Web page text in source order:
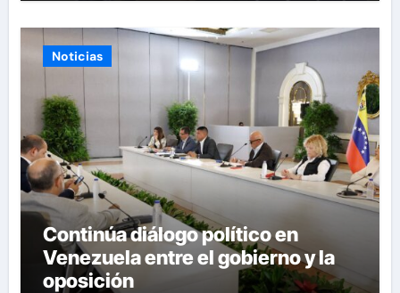
Noticias
Continúa diálogo político en
Venezuela entre el gobierno y la
oposición